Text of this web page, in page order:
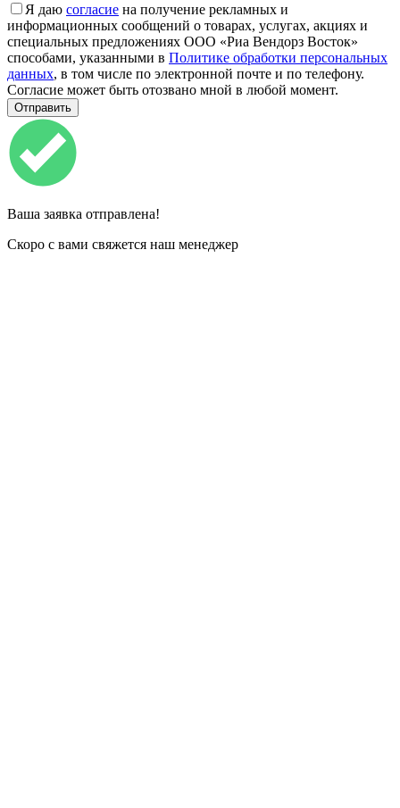
Я даю согласие на получение рекламных и
информационных сообщений о товарах, услугах, акциях и
специальных предложениях ООО «Риа Вендорз Восток»
способами, указанными в Политике обработки персональных
данных, в том числе по электронной почте и по телефону.
Согласие может быть отозвано мной в любой момент.
Ваша заявка отправлена!
Скоро с вами свяжется наш менеджер